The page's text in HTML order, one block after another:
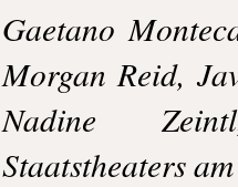
Gaetano
Morgan Reid,
Nadine
Staatstheaters